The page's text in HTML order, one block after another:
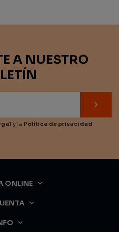
A NUESTRO
y la Política de privacidad
ONLINE